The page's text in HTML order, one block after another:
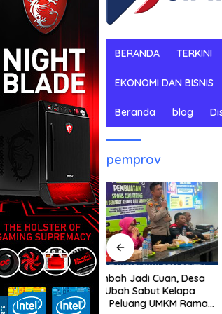
BERANDA TERKINI
EKONOMI DAN BISNIS
Beranda blog
pemprov
Cuan, Desa
Sabut Kelapa
UMKM Ramah
Desa Baru Tak Lagi
Wacana, Pemkab KLU
Siapkan Pj Kades